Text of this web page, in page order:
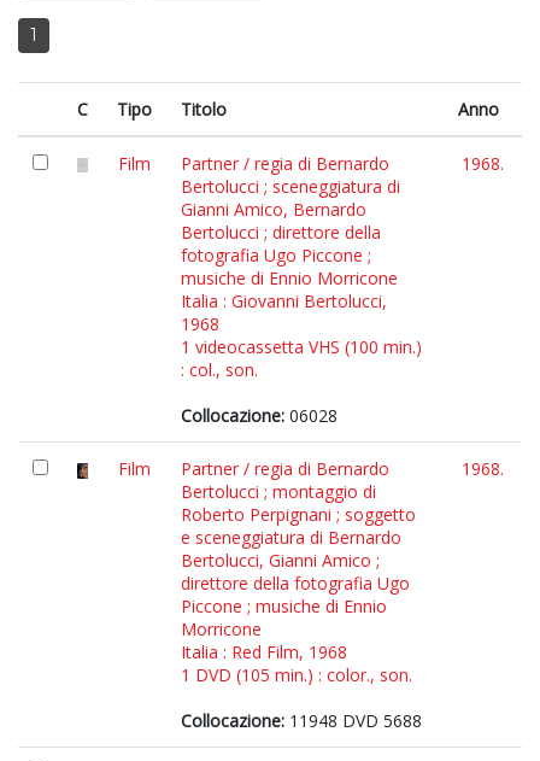
1
C Tipo Titolo Anno
Film
Partner / regia di Bernardo
Bertolucci ; sceneggiatura di
Gianni Amico, Bernardo
Bertolucci ; direttore della
fotografia Ugo Piccone ;
musiche di Ennio Morricone
Italia : Giovanni Bertolucci,
1968
1 videocassetta VHS (100 min.)
: col., son.
Collocazione: 06028
1968.
Film
Partner / regia di Bernardo
Bertolucci ; montaggio di
Roberto Perpignani ; soggetto
e sceneggiatura di Bernardo
Bertolucci, Gianni Amico ;
direttore della fotografia Ugo
Piccone ; musiche di Ennio
Morricone
Italia : Red Film, 1968
1 DVD (105 min.) : color., son.
Collocazione: 11948 DVD 5688
1968.